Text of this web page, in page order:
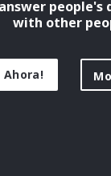
people's
with other
Ahora!